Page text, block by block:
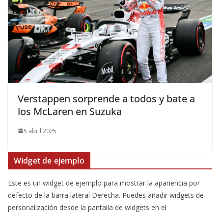
Verstappen sorprende a todos y bate a
los McLaren en Suzuka
5 abril 2025
Widget de ejemplo
Este es un widget de ejemplo para mostrar la apariencia por
defecto de la barra lateral Derecha. Puedes añadir widgets de
personalización desde la pantalla de widgets en el